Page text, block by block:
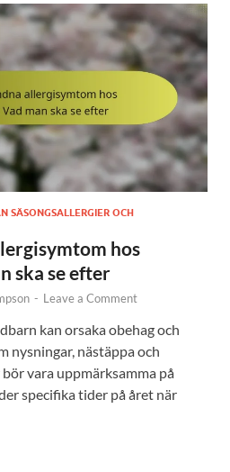
SÄSONGSALLERGIER OCH
hos
ska se efter
- Leave a Comment
kan orsaka obehag och
nysningar, nästäppa och
vara uppmärksamma på
specifika tider på året när